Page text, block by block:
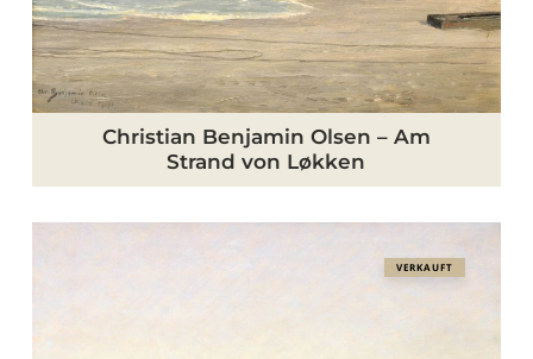
Strand
von
Løkken
Christian Benjamin Olsen – Am
Strand von Løkken
VERKAUFT